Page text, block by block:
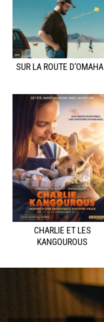
SUR LA ROUTE D’OMAHA
CHARLIE ET LES
KANGOUROUS